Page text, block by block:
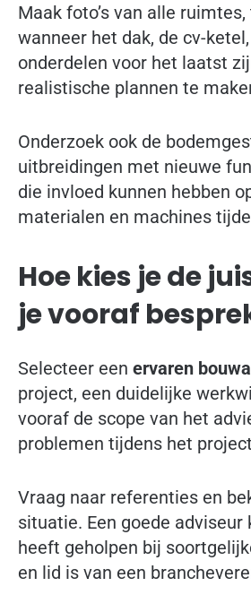
Maak foto’s van alle
wanneer het dak, de cv-
onderdelen voor het laatst
realistische plannen te
Onderzoek ook de
uitbreidingen met nieuwe
die invloed kunnen hebben
materialen en machines
Hoe kies je de
je vooraf
Selecteer een ervaren
project, een duidelijke
vooraf de scope van het
problemen tijdens het
Vraag naar referenties en
situatie. Een goede
heeft geholpen bij
en lid is van een